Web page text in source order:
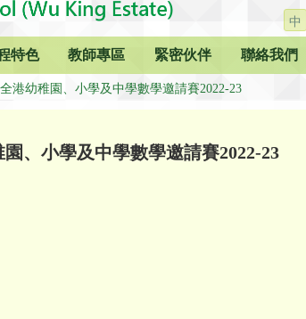
中
特色 教師專區 緊密伙伴 聯絡我們
港幼稚園、小學及中學數學邀請賽2022-23
、小學及中學數學邀請賽2022-23